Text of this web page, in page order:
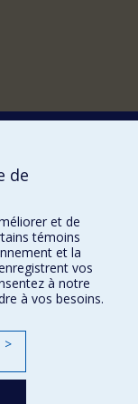
de
et de
témoins
et la
vos
à notre
à vos besoins.
>